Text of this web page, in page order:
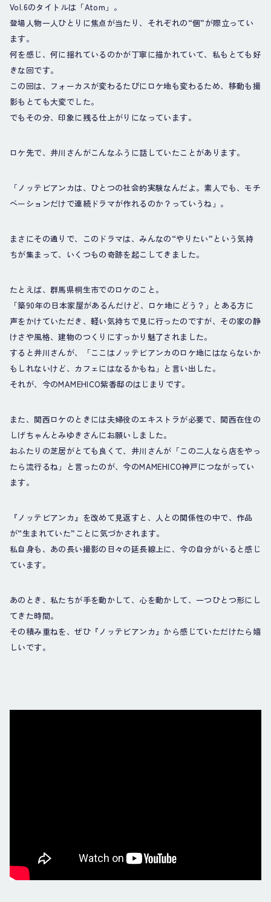
Vol.6のタイトルは「Atom」。
登場人物一人ひとりに焦点が当たり、それぞれの“個”が際立ってい
ます。
何を感じ、何に揺れているのかが丁寧に描かれていて、私もとても好
きな回です。
この回は、フォーカスが変わるたびにロケ地も変わるため、移動も撮
影もとても大変でした。
でもその分、印象に残る仕上がりになっています。
ロケ先で、井川さんがこんなふうに話していたことがあります。
「ノッテビアンカは、ひとつの社会的実験なんだよ。素人でも、モチ
ベーションだけで連続ドラマが作れるのか？っていうね」。
まさにその通りで、このドラマは、みんなの“やりたい”という気持
ちが集まって、いくつもの奇跡を起こしてきました。
たとえば、群馬県桐生市でのロケのこと。
「築90年の日本家屋があるんだけど、ロケ地にどう？」とある方に
声をかけていただき、軽い気持ちで見に行ったのですが、その家の静
けさや風格、建物のつくりにすっかり魅了されました。
すると井川さんが、「ここはノッテビアンカのロケ地にはならないか
もしれないけど、カフェにはなるかもね」と言い出した。
それが、今のMAMEHICO紫香邸のはじまりです。
また、関西ロケのときには夫婦役のエキストラが必要で、関西在住の
しげちゃんとみゆきさんにお願いしました。
おふたりの芝居がとても良くて、井川さんが「この二人なら店をやっ
たら流行るね」と言ったのが、今のMAMEHICO神戸につながってい
ます。
『ノッテビアンカ』を改めて見返すと、人との関係性の中で、作品
が“生まれていた”ことに気づかされます。
私自身も、あの長い撮影の日々の延長線上に、今の自分がいると感じ
ています。
あのとき、私たちが手を動かして、心を動かして、一つひとつ形にし
てきた時間。
その積み重ねを、ぜひ『ノッテビアンカ』から感じていただけたら嬉
しいです。